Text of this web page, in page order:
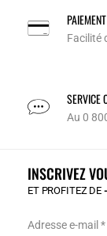
Facilité
SERVICE
Au 0
INSCRIVEZ
ET PROFITEZ DE
Adresse e-mail